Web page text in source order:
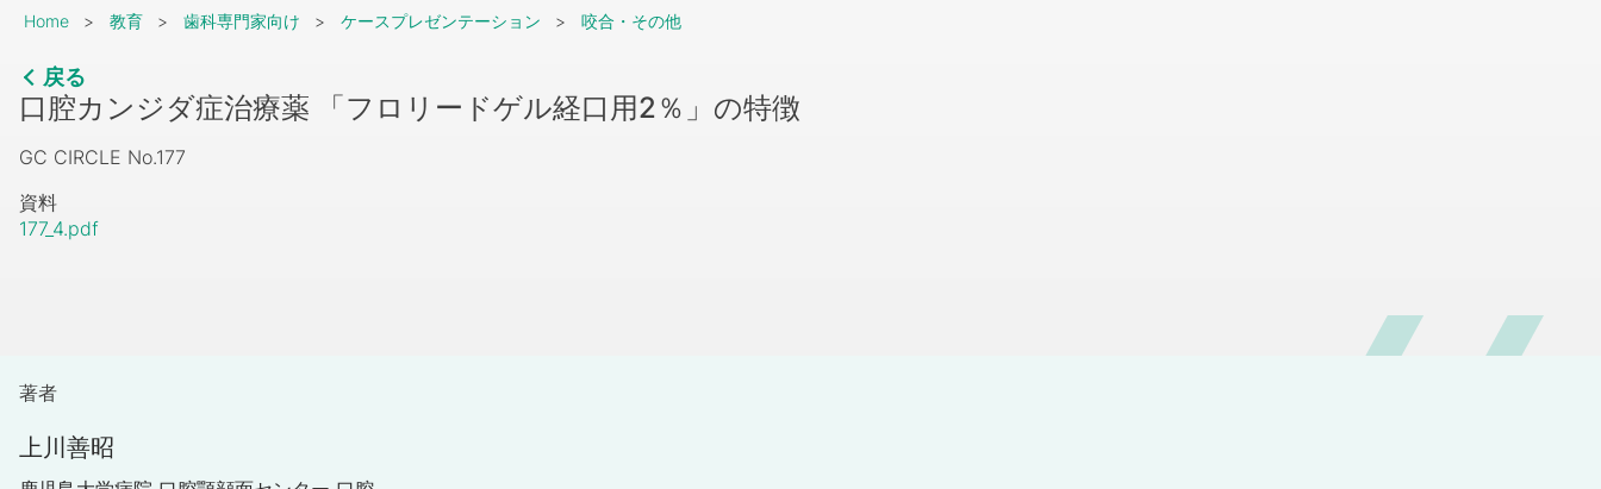
Breadcrumb
Home 教育 歯科専門家向け ケースプレゼンテーション 咬合・その他
戻る
口腔カンジダ症治療薬 「フロリードゲル経口用2％」の特徴
GC CIRCLE No.177
資料
177_4.pdf
著者
上川善昭